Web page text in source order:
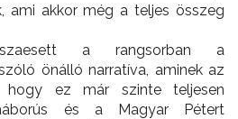
ami akkor még a teljes összeg
a rangsorban a
önálló narratíva, aminek az
hogy ez már szinte teljesen
és a Magyar Pétert